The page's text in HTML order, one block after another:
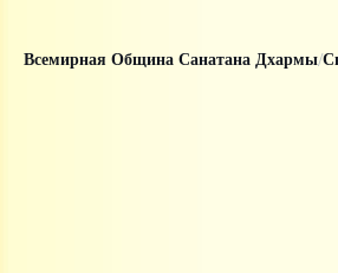
Всемирная Община Санатана Дхармы/